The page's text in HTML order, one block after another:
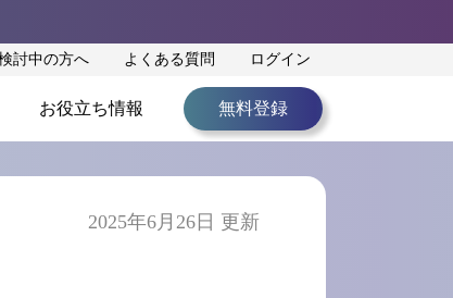
討中の方へ よくある質問 ログイン
お役立ち情報 無料登録
2025年6月26日 更新